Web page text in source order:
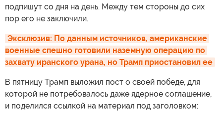
подпишут со дня на день. Между тем стороны до сих
пор его не заключили.
Эксклюзив: По данным источников, американские
военные спешно готовили наземную операцию по
захвату иранского урана, но Трамп приостановил ее
В пятницу Трамп выложил пост о своей победе, для
которой не потребовалось даже ядерное соглашение,
и поделился ссылкой на материал под заголовком: